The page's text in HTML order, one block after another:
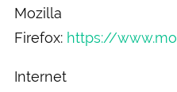
Mozilla
Firefox: https://
Internet